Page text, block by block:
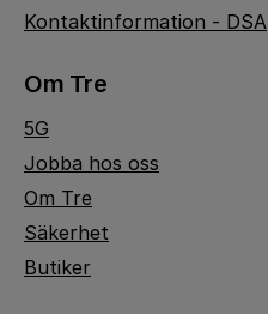
Kontaktinformation - DSA
Om Tre
5G
Jobba hos oss
Om Tre
Säkerhet
Butiker